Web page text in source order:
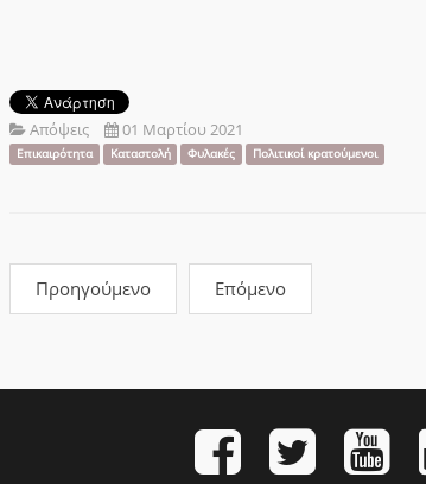
Απόψεις 01 Μαρτίου 2021
Επικαιρότητα Καταστολή Φυλακές Πολιτικοί κρατούμενοι
Προηγούμενο Επόμενο